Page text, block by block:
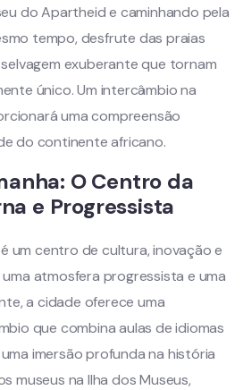
do Apartheid e caminhando pela
tempo, desfrute das praias
exuberante que tornam
único. Um intercâmbio na
uma compreensão
do continente africano.
: O Centro da
e Progressista
um centro de cultura, inovação e
uma atmosfera progressista e uma
a cidade oferece uma
que combina aulas de idiomas
imersão profunda na história
museus na Ilha dos Museus,